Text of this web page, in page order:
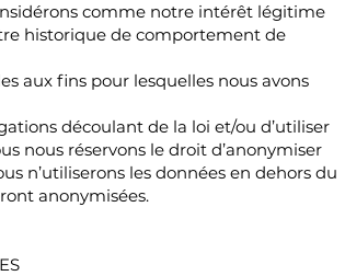
comme notre intérêt légitime
historique de comportement de
aux fins pour lesquelles nous avons
découlant de la loi et/ou d’utiliser
nous réservons le droit d’anonymiser
n’utiliserons les données en dehors du
anonymisées.